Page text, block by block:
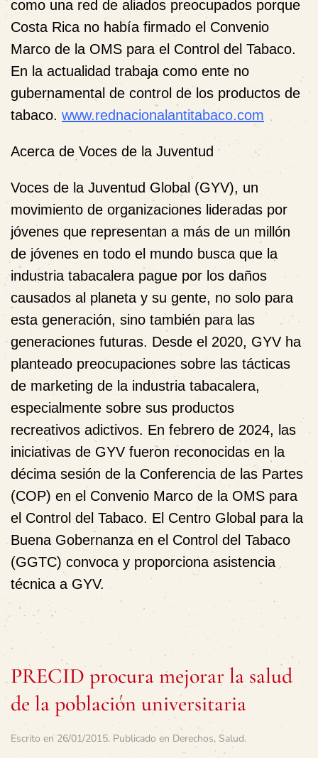
como una red de aliados preocupados porque
Costa Rica no había firmado el Convenio
Marco de la OMS para el Control del Tabaco.
En la actualidad trabaja como ente no
gubernamental de control de los productos de
tabaco. www.rednacionalantitabaco.com
Acerca de Voces de la Juventud
Voces de la Juventud Global (GYV), un
movimiento de organizaciones lideradas por
jóvenes que representan a más de un millón
de jóvenes en todo el mundo busca que la
industria tabacalera pague por los daños
causados al planeta y su gente, no solo para
esta generación, sino también para las
generaciones futuras. Desde el 2020, GYV ha
planteado preocupaciones sobre las tácticas
de marketing de la industria tabacalera,
especialmente sobre sus productos
recreativos adictivos. En febrero de 2024, las
iniciativas de GYV fueron reconocidas en la
décima sesión de la Conferencia de las Partes
(COP) en el Convenio Marco de la OMS para
el Control del Tabaco. El Centro Global para la
Buena Gobernanza en el Control del Tabaco
(GGTC) convoca y proporciona asistencia
técnica a GYV.
PRECID procura mejorar la salud
de la población universitaria
Escrito en 26/01/2015. Publicado en Derechos, Salud.